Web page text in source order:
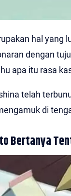
hal yang
dengan
apa itu rasa
telah
di
Bertanya